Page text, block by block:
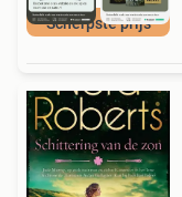
Scherpste prijs